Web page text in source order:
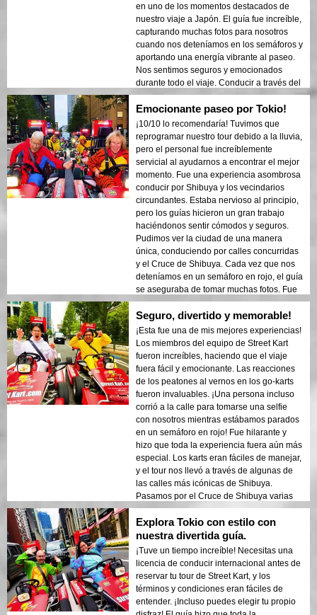
en uno de los momentos destacados de
nuestro viaje a Japón. El guía fue increíble,
capturando muchas fotos para nosotros
cuando nos deteníamos en los semáforos y
aportando una energía vibrante al paseo.
Nos sentimos seguros y emocionados
durante todo el viaje. Conducir a través del
famoso Cruce de Shibuya con peatones
saludando y tomando fotos hizo que la
experiencia fuera aún más especial. Si
estás en Japón, definitivamente
recomiendo probar el karting en la calle:
¡es una experiencia que nunca olvidarás!
Emocionante paseo por Tokio!
¡10/10 lo recomendaría! Tuvimos que
reprogramar nuestro tour debido a la lluvia,
pero el personal fue increíblemente
servicial al ayudarnos a encontrar el mejor
momento. Fue una experiencia asombrosa
conducir por Shibuya y los vecindarios
circundantes. Estaba nervioso al principio,
pero los guías hicieron un gran trabajo
haciéndonos sentir cómodos y seguros.
Pudimos ver la ciudad de una manera
única, conduciendo por calles concurridas
y el Cruce de Shibuya. Cada vez que nos
deteníamos en un semáforo en rojo, el guía
se aseguraba de tomar muchas fotos. Fue
emocionante ser parte del bullicio de Tokio,
y las reacciones de los peatones lo
hicieron aún más divertido. ¡Ven preparado
con tus mejores poses, el guía toma una
foto en cada semáforo en rojo! ¡Una
experiencia divertida e inolvidable que
recomendaría encarecidamente!
Seguro, divertido y memorable!
¡Esta fue una de mis mejores experiencias!
Los miembros del equipo de Street Kart
fueron increíbles, haciendo que el viaje
fuera fácil y emocionante. Las reacciones
de los peatones al vernos en los go-karts
fueron invaluables. ¡Una persona incluso
corrió a la calle para tomarse una selfie
con nosotros mientras estábamos parados
en un semáforo en rojo! Fue hilarante y
hizo que toda la experiencia fuera aún más
especial. Los karts eran fáciles de manejar,
y el tour nos llevó a través de algunas de
las calles más icónicas de Shibuya.
Pasamos por el Cruce de Shibuya varias
veces, lo cual fue una experiencia
emocionante. ¡Definitivamente no te
pierdas la oportunidad de conducir un go-
kart por uno de los barrios más famosos de
Tokio!
Explora Tokio con estilo con
nuestra divertida guía.
¡Tuve un tiempo increíble! Necesitas una
licencia de conducir internacional antes de
reservar tu tour de Street Kart, y los
términos y condiciones eran fáciles de
entender. ¡Incluso puedes elegir tu propio